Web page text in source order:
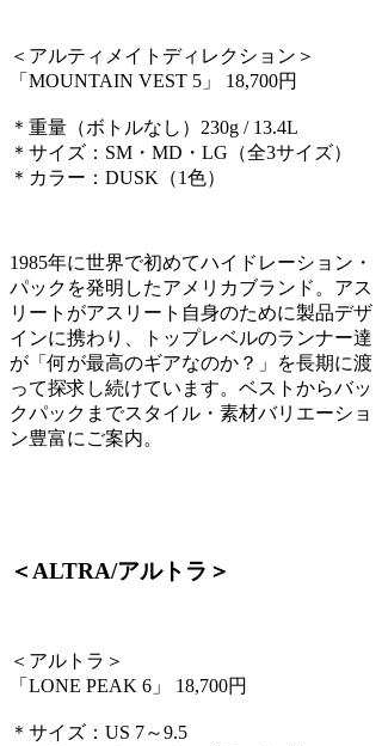
＜アルティメイトディレクション＞
「MOUNTAIN VEST 5」 18,700円
＊重量（ボトルなし）230g / 13.4L
＊サイズ：SM・MD・LG（全3サイズ）
＊カラー：DUSK（1色）
1985年に世界で初めてハイドレーション・
パックを発明したアメリカブランド。アス
リートがアスリート自身のために製品デザ
インに携わり、トップレベルのランナー達
が「何が最高のギアなのか？」を長期に渡
って探求し続けています。ベストからバッ
クパックまでスタイル・素材バリエーショ
ン豊富にご案内。
＜ALTRA/アルトラ＞
＜アルトラ＞
「LONE PEAK 6」 18,700円
＊サイズ：US 7～9.5